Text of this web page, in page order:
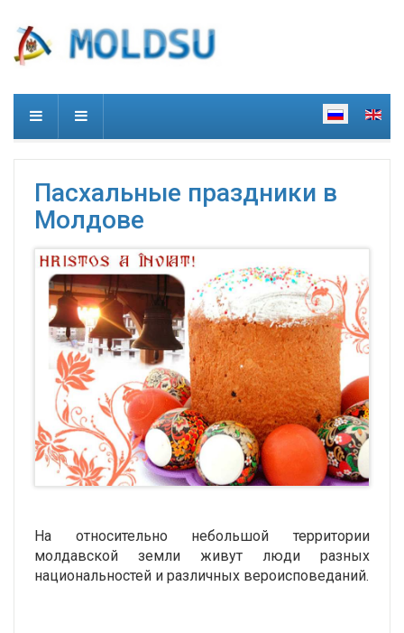
Пасхальные праздники в
Молдове
На относительно небольшой территории
молдавской земли живут люди разных
национальностей и различных вероисповеданий.